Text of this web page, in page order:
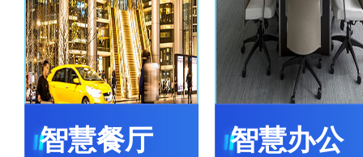
智慧餐厅 智慧办公